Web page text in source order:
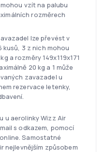
vzít na palubu
rozměrech
lze převést v
kusů, 3 z nich mohou
a rozměry 149x119x171
20 kg a 1 může
zavazadel u
rezervace letenky,
u aerolinky Wizz Air
s odkazem, pomocí
Samostatné
nejlevnějším způsobem